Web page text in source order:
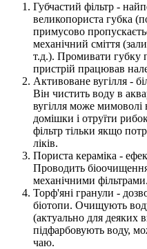
Губчастий фільтр -
великопориста губка
примусово
механічний сміття
т.д.). Промивати губку
пристрій працював
Активоване вугілля -
Він чистить воду в
вугілля може мимоволі
домішки і отруїти
фільтр тільки якщо
ліків.
Пориста кераміка -
Проводить
механічними фільтрами.
Торф'яні гранули -
біотопи. Очищують
(актуально для деяких
підфарбовують воду,
чаю.